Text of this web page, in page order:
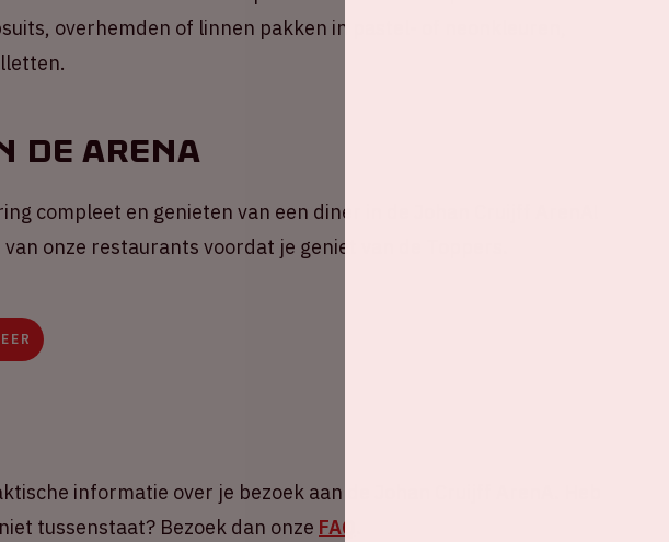
overhemden of linnen pakken in pastel- of neonkleuren,
de ArenA
compleet en genieten van een diner in de Johan Cruijff ArenA!
onze restaurants voordat je geniet van de Toppers.
informatie over je bezoek aan de Johan Cruijff ArenA. Heb
tussenstaat? Bezoek dan onze FAQ